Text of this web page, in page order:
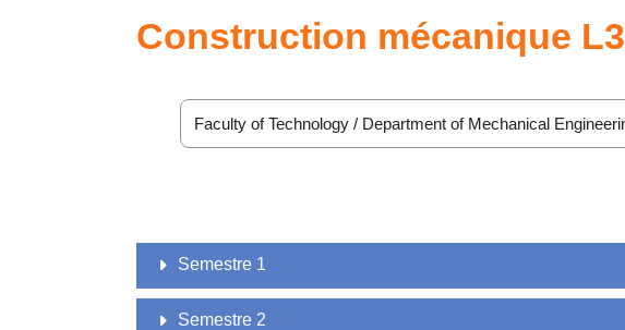
Construction mécanique L3
Course categories
Semestre 1
Semestre 2